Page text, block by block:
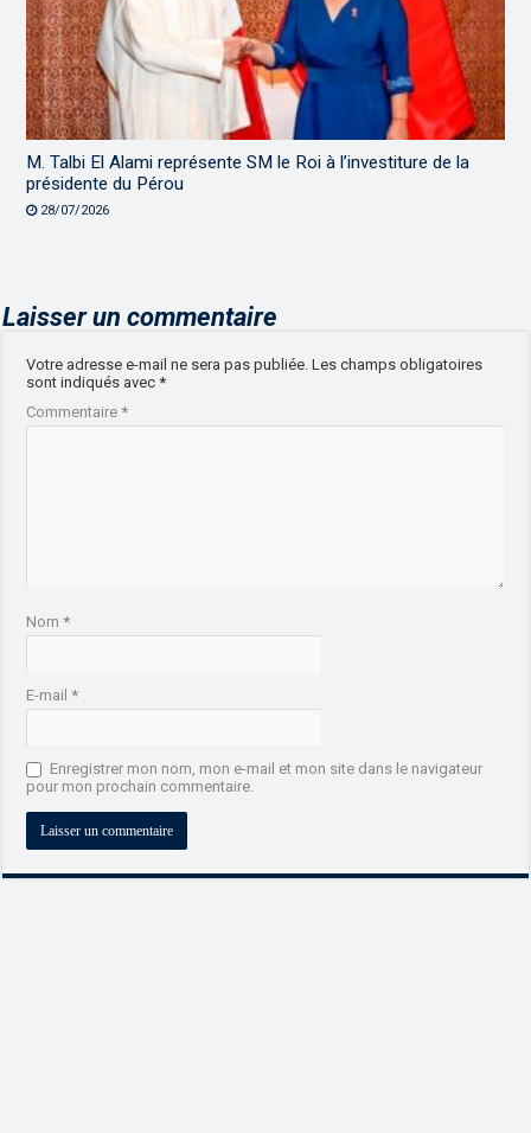
M. Talbi El Alami représente SM le Roi à l’investiture de la
présidente du Pérou
28/07/2026
Laisser un commentaire
Votre adresse e-mail ne sera pas publiée. Les champs obligatoires
sont indiqués avec*
Commentaire*
Nom*
E-mail*
Enregistrer mon nom, mon e-mail et mon site dans le navigateur
pour mon prochain commentaire.